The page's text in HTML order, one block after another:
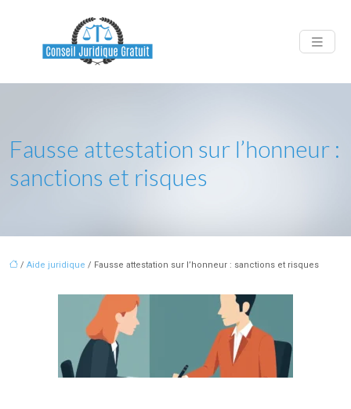
Fausse attestation sur l’honneur :
sanctions et risques
/ Aide juridique / Fausse attestation sur l’honneur : sanctions et risques